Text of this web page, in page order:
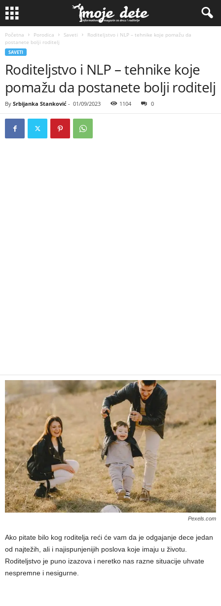
Početna Porodica Saveti
Roditeljstvo i NLP – tehnike koje pomažu da
postanete bolji roditelj
SAVETI
Roditeljstvo i NLP – tehnike koje
pomažu da postanete bolji roditelj
By Srbijanka Stanković - 01/09/2023 1104 0
Pexels.com
Ako pitate bilo kog roditelja reći će vam da je odgajanje dece jedan
od najtežih, ali i najispunjenijih poslova koje imaju u životu.
Roditeljstvo je puno izazova i neretko nas razne situacije uhvate
nespremne i nesigurne.